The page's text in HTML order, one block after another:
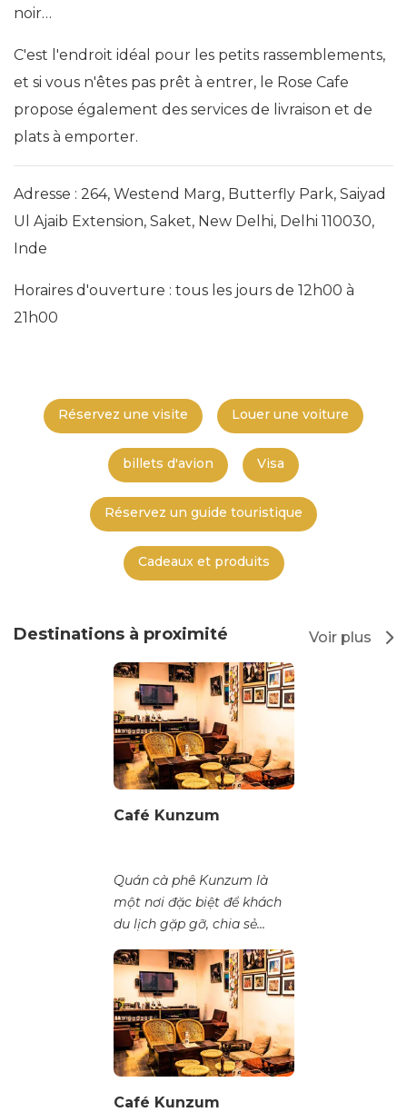
noir…
C'est l'endroit idéal pour les petits rassemblements,
et si vous n'êtes pas prêt à entrer, le Rose Cafe
propose également des services de livraison et de
plats à emporter.
Adresse : 264, Westend Marg, Butterfly Park, Saiyad
Ul Ajaib Extension, Saket, New Delhi, Delhi 110030,
Inde
Horaires d'ouverture : tous les jours de 12h00 à
21h00
Réservez une visite Louer une voiture
billets d'avion Visa
Réservez un guide touristique
Cadeaux et produits
Destinations à proximité Voir plus
Café Kunzum
Quán cà phê Kunzum là
một nơi đặc biệt để khách
du lịch gặp gỡ, chia sẻ...
Café Kunzum